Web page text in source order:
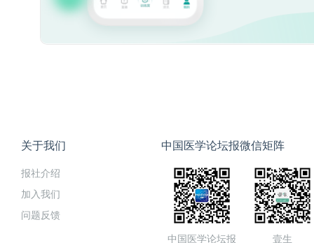
关于我们
报社介绍
加入我们
问题反馈
中国医学论坛报微信矩阵
中国医学论坛报 壹生